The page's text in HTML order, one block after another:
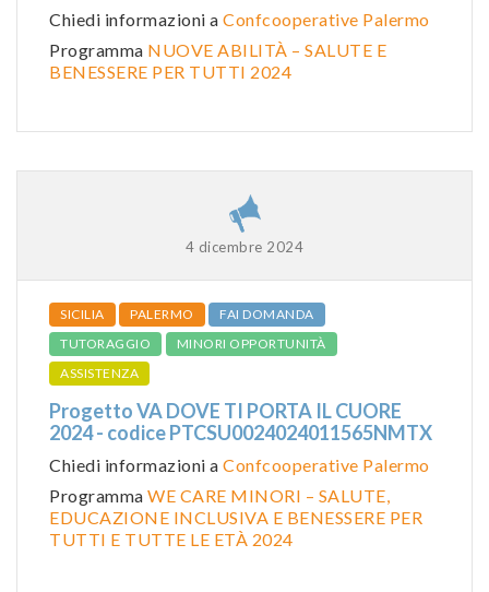
Chiedi informazioni a Confcooperative Palermo
Programma NUOVE ABILITÀ – SALUTE E
BENESSERE PER TUTTI 2024
4 dicembre 2024
SICILIA PALERMO
FAI DOMANDA
TUTORAGGIO
MINORI OPPORTUNITÀ
ASSISTENZA
Progetto VA DOVE TI PORTA IL CUORE
2024 - codice PTCSU0024024011565NMTX
Chiedi informazioni a Confcooperative Palermo
Programma WE CARE MINORI – SALUTE,
EDUCAZIONE INCLUSIVA E BENESSERE PER
TUTTI E TUTTE LE ETÀ 2024